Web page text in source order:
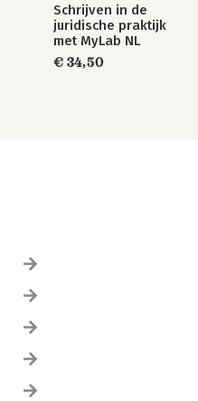
Schrijven in de
juridische praktijk
met MyLab NL
toegangscode
€ 34,50